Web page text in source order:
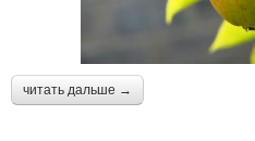
читать дальше →